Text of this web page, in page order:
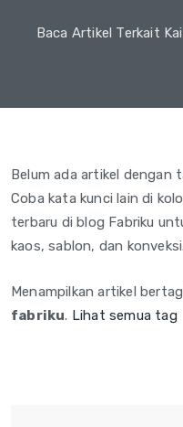
Baca Artikel Terkait
Belum ada artikel dengan
Coba kata kunci lain di
terbaru di blog Fabriku
kaos, sablon, dan konveksi.
Menampilkan artikel bertag
fabriku. Lihat semua tag